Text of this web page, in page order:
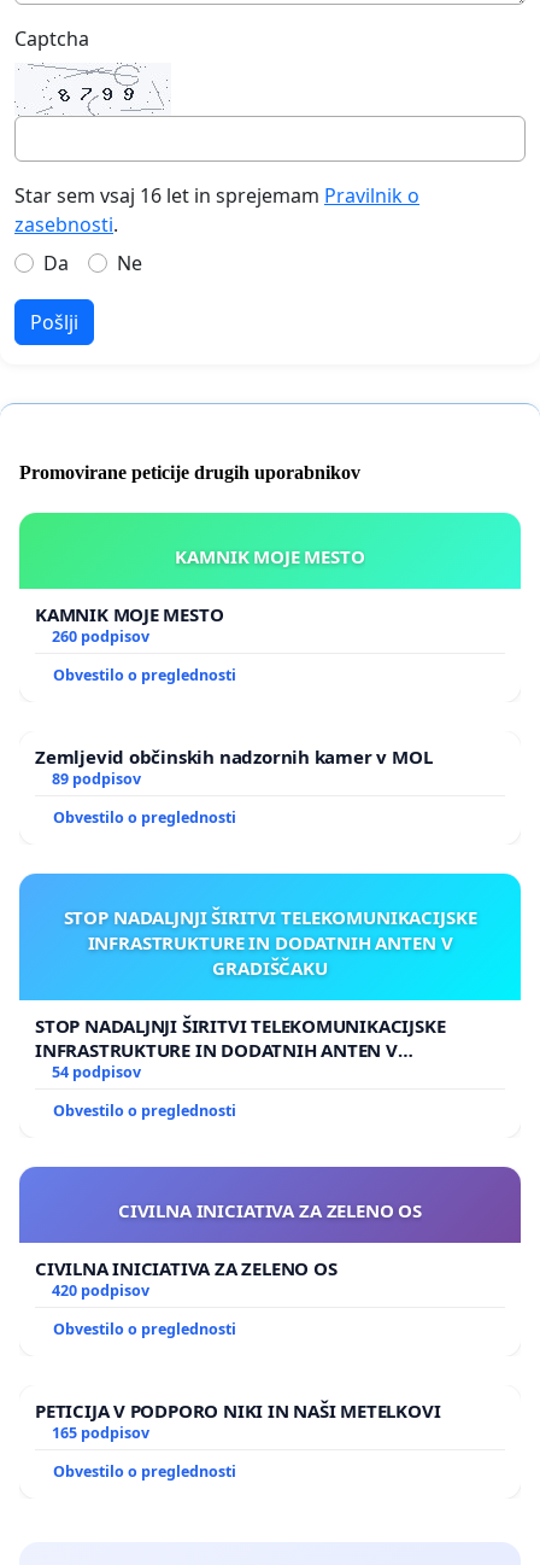
Captcha
Star sem vsaj 16 let in sprejemam Pravilnik o
zasebnosti.
Da
Ne
Pošlji
Promovirane peticije drugih uporabnikov
KAMNIK MOJE MESTO
KAMNIK MOJE MESTO
260 podpisov
Obvestilo o preglednosti
Zemljevid občinskih nadzornih kamer v MOL
89 podpisov
Obvestilo o preglednosti
STOP NADALJNJI ŠIRITVI TELEKOMUNIKACIJSKE
INFRASTRUKTURE IN DODATNIH ANTEN V
GRADIŠČAKU
STOP NADALJNJI ŠIRITVI TELEKOMUNIKACIJSKE
INFRASTRUKTURE IN DODATNIH ANTEN V
GRADIŠČAKU
54 podpisov
Obvestilo o preglednosti
CIVILNA INICIATIVA ZA ZELENO OS
CIVILNA INICIATIVA ZA ZELENO OS
420 podpisov
Obvestilo o preglednosti
PETICIJA V PODPORO NIKI IN NAŠI METELKOVI
165 podpisov
Obvestilo o preglednosti